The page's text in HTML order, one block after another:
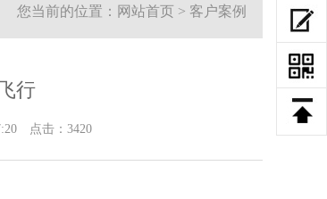
您当前的位置：网站首页 > 客户案例
行
点击：3420